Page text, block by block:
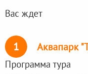
Вас ждет
1 Аквапарк
Программа тура